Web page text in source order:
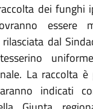
dei funghi
dal
La raccolta è
indicati